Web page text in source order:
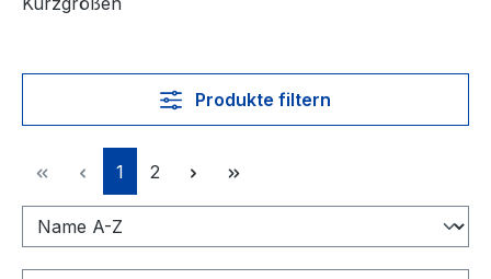
Produkte filtern
Seite
1 Seite
2